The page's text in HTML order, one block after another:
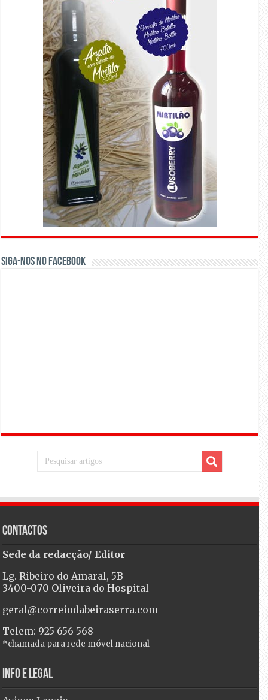
Siga-nos no Facebook
Contactos
Sede da redacção/ Editor
Lg. Ribeiro do Amaral, 5B
3400-070 Oliveira do Hospital
geral@correiodabeiraserra.com
Telem: 925 656 568
*chamada para rede móvel nacional
Info e Legal